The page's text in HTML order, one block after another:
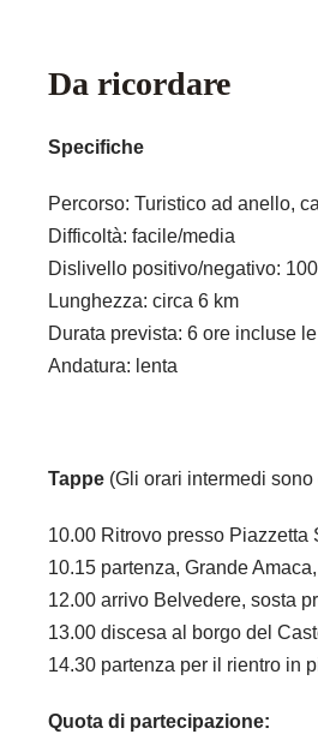
Da ricordare
Specifiche
Percorso: Turistico ad anello,
Difficoltà: facile/media
Dislivello positivo/negativo:
Lunghezza: circa 6 km
Durata prevista: 6 ore incluse
Andatura: lenta
Tappe (Gli orari intermedi
10.00 Ritrovo presso
10.15 partenza, Grande
12.00 arrivo Belvedere, sosta
13.00 discesa al borgo del
14.30 partenza per il rientro in
Quota di partecipazione: